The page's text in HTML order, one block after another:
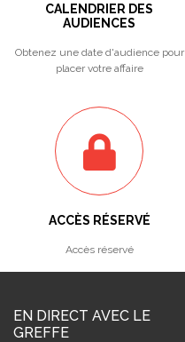
CALENDRIER DES
AUDIENCES
Obtenez une date d'audience pour
placer votre affaire
ACCÈS RÉSERVÉ
Accès réservé
EN DIRECT AVEC LE
GREFFE